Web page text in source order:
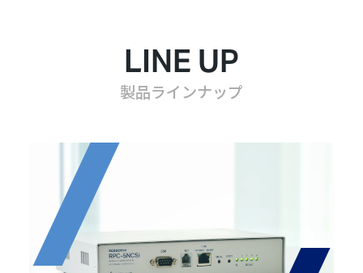
LINE UP
製品ラインナップ